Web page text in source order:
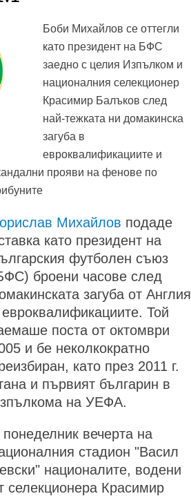
Боби Михайлов се оттегли
като президент на БФС
заедно с целия Изпълком и
националния селекционер
Красимир Балъков след
най-тежката ни домакинска
загуба в
евроквалификациите и
прояви на фенове по
Михайлов подаде
като президент на
футболен съюз
броени часове след
загуба от Англия
Той
поста от октомври
и бе неколкократно
като през 2011 г.
и първият българин в
на УЕФА.
вечерта на
стадион "Васил
националите, водени
селекционера Красимир